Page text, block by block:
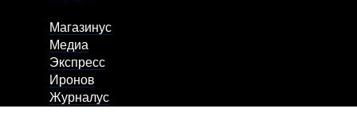
Магазинус
Медиа
Экспресс
Иронов
Журналус